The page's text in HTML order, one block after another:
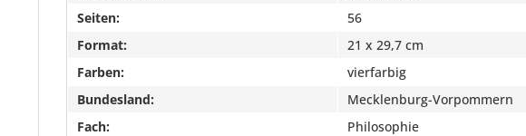
Seiten:
56
Format:
21 x 29,7 cm
Farben:
vierfarbig
Bundesland:
Mecklenburg-Vorpommern
Fach:
Philosophie